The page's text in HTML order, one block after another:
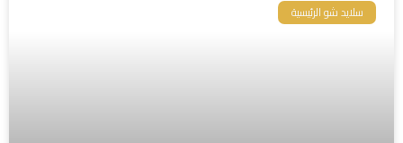
سلايد شو الرئيسية